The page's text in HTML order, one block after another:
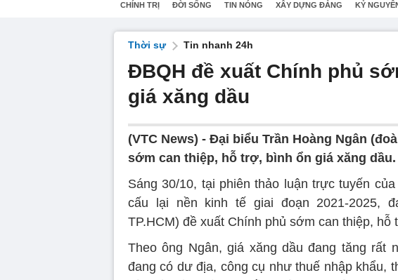
CHÍNH TRỊ ĐỜI SỐNG TIN NÓNG XÂY DỰNG ĐẢNG KỶ
Thời sự Tin nhanh 24h
ĐBQH đề xuất Chính phủ
giá xăng dầu
(VTC News) - Đại biểu Trần Hoàng Ngân
sớm can thiệp, hỗ trợ, bình ổn giá xăng dầu.
Sáng 30/10, tại phiên thảo luận trực tuyến
cấu lại nền kinh tế giai đoạn 2021-2025,
TP.HCM) đề xuất Chính phủ sớm can thiệp, hỗ
Theo ông Ngân, giá xăng dầu đang tăng rất
đang có dư địa, công cụ như thuế nhập khẩu,